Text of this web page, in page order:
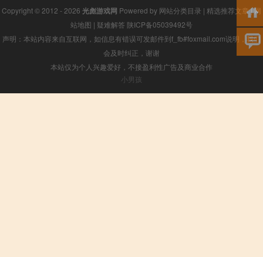
Copyright © 2012 - 2026 光彪游戏网 Powered by 网站分类目录 | 精选推荐文章|网
站地图 | 疑难解答 陕ICP备05039492号
声明：本站内容来自互联网，如信息有错误可发邮件到f_fb#foxmail.com说明，我们
会及时纠正，谢谢
本站仅为个人兴趣爱好，不接盈利性广告及商业合作
小男孩